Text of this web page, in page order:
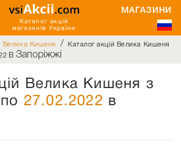
Каталог акцій
магазинів України
МАГАЗИНИ
Велика Кишеня / Каталог акцій Велика Кишеня
в Запоріжжі
Велика Кишеня з
27.02.2022 в